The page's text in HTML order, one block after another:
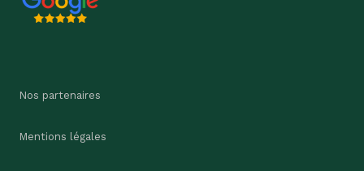
Nos partenaires
Mentions légales